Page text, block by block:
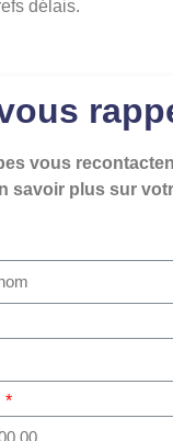
délais.
vous
savoir plus sur